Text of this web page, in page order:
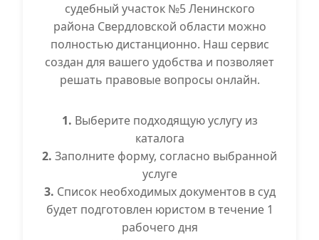
судебный участок №5 Ленинского
района Свердловской области можно
полностью дистанционно. Наш сервис
создан для вашего удобства и позволяет
решать правовые вопросы онлайн.
1. Выберите подходящую услугу из
каталога
2. Заполните форму, согласно выбранной
услуге
3. Список необходимых документов в суд
будет подготовлен юристом в течение 1
рабочего дня